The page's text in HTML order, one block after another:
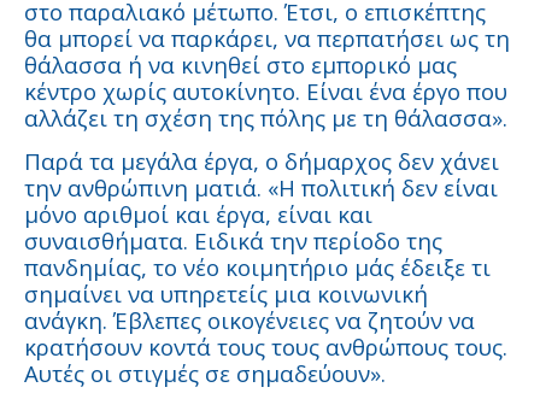
στο παραλιακό μέτωπο. Έτσι, ο επισκέπτης
θα μπορεί να παρκάρει, να περπατήσει ως τη
θάλασσα ή να κινηθεί στο εμπορικό μας
κέντρο χωρίς αυτοκίνητο. Είναι ένα έργο που
αλλάζει τη σχέση της πόλης με τη θάλασσα».
Παρά τα μεγάλα έργα, ο δήμαρχος δεν χάνει
την ανθρώπινη ματιά. «Η πολιτική δεν είναι
μόνο αριθμοί και έργα, είναι και
συναισθήματα. Ειδικά την περίοδο της
πανδημίας, το νέο κοιμητήριο μάς έδειξε τι
σημαίνει να υπηρετείς μια κοινωνική
ανάγκη. Έβλεπες οικογένειες να ζητούν να
κρατήσουν κοντά τους τους ανθρώπους τους.
Αυτές οι στιγμές σε σημαδεύουν».